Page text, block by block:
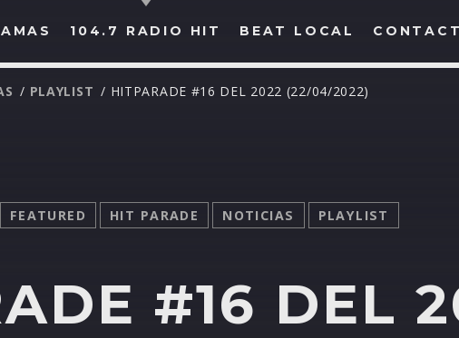
104.7 RADIO HIT BEAT LOCAL
BUSCAR EN RADIO HIT
COMPARTE EN...
Twitter Facebook Whatsapp
/ PLAYLIST / HITPARADE #16 DEL 2022 (22/04/2022)
FEATURED HIT PARADE NOTICIAS PLAYLIST
#16 DEL